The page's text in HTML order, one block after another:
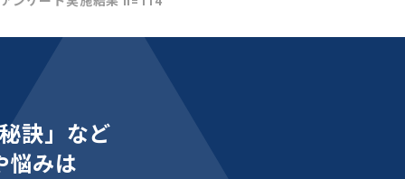
訣」など
悩みは